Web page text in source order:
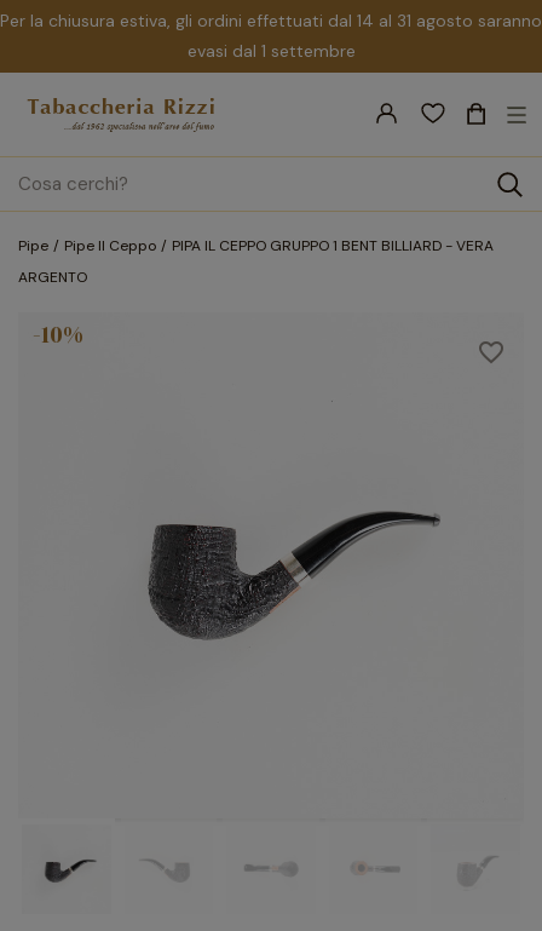
Per la chiusura estiva, gli ordini effettuati dal 14 al 31 agosto saranno
evasi dal 1 settembre
search
☰
Pipe Pipe Il Ceppo
PIPA IL CEPPO GRUPPO 1 BENT BILLIARD - VERA
ARGENTO
favorite_border
-10%